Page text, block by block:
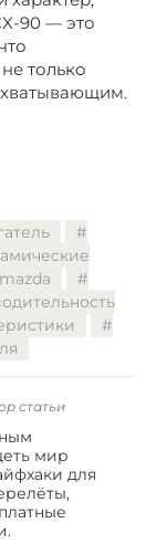
90 — это
только
статьи
мир
для